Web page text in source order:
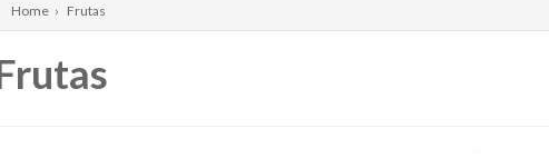
Home › Frutas